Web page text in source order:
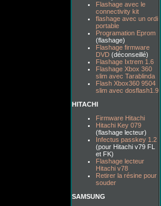
Flashage avec le
connectivity kit
flashage avec un ordi
portable
Programation Eprom
(flashage)
Flashage firmware
DVD (déconseillé)
Flashage Ixtrem 1.6
Flashage Xbox 360
slim avec Tarablinda
Flash Xbox360 9504
slim avec dosflash1.9
HITACHI
Firmware Hitachi
Hitachi Key 079
(flashage lecteur)
Infectus passkey 1.2
(pour Hitachi v79 FL
et FK)
Flashage lecteur
Hitachi v78
Retirer la résine pour
souder
SAMSUNG